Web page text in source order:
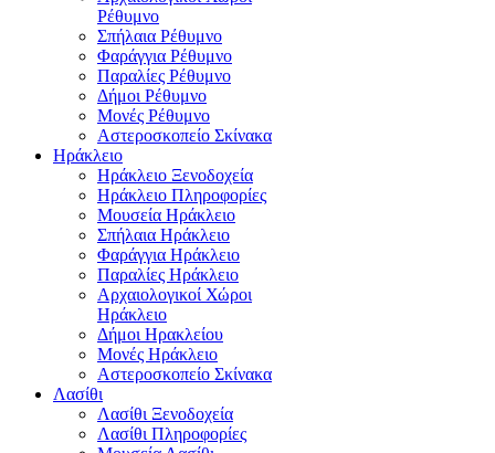
Ρέθυμνο
Σπήλαια Ρέθυμνο
Φαράγγια Ρέθυμνο
Παραλίες Ρέθυμνο
Δήμοι Ρέθυμνο
Μονές Ρέθυμνο
Αστεροσκοπείο Σκίνακα
Ηράκλειο
Ηράκλειο Ξενοδοχεία
Ηράκλειο Πληροφορίες
Μουσεία Ηράκλειο
Σπήλαια Ηράκλειο
Φαράγγια Ηράκλειο
Παραλίες Ηράκλειο
Αρχαιολογικοί Χώροι
Ηράκλειο
Δήμοι Ηρακλείου
Μονές Ηράκλειο
Αστεροσκοπείο Σκίνακα
Λασίθι
Λασίθι Ξενοδοχεία
Λασίθι Πληροφορίες